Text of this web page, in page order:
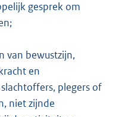
gesprek om
van bewustzijn,
en
plegers of
niet zijnde